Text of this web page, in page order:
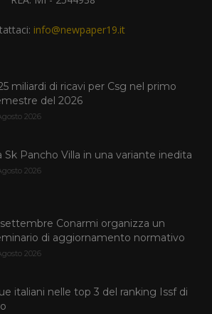
info@newpaper19.it
miliardi di ricavi per Csg nel primo
del 2026
2026
Sk Pancho Villa in una variante inedita
2026
Conarmi organizza un
di aggiornamento normativo
2026
italiani nelle top 3 del ranking Issf di